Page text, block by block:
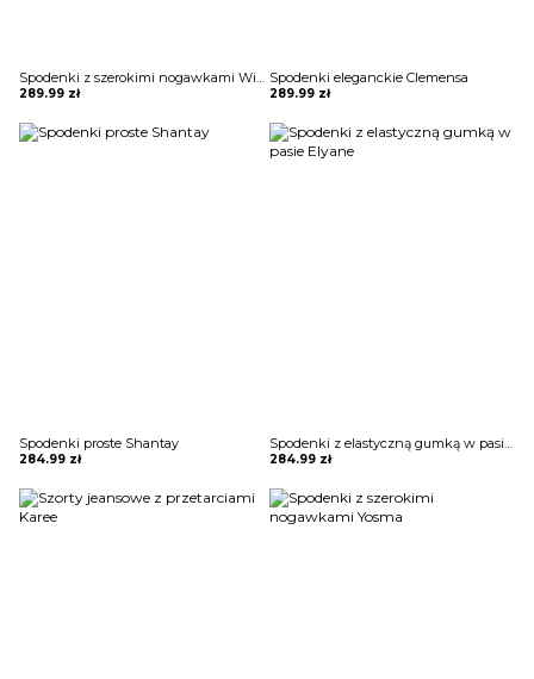
289.99 zł
Spodenki eleganckie Clemensa
289.99 zł
Spodenki proste Shantay
284.99 zł
Spodenki z elastyczną gumką w pasie Elyane
284.99 zł